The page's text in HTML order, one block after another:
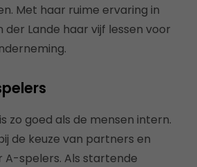
Met haar ruime ervaring in
Lande haar vijf lessen voor
zo goed als de mensen intern.
de keuze van partners en
A-spelers. Als startende